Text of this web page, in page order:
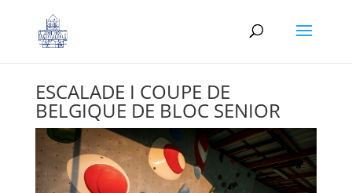
ESCALADE I COUPE DE
BELGIQUE DE BLOC SENIOR